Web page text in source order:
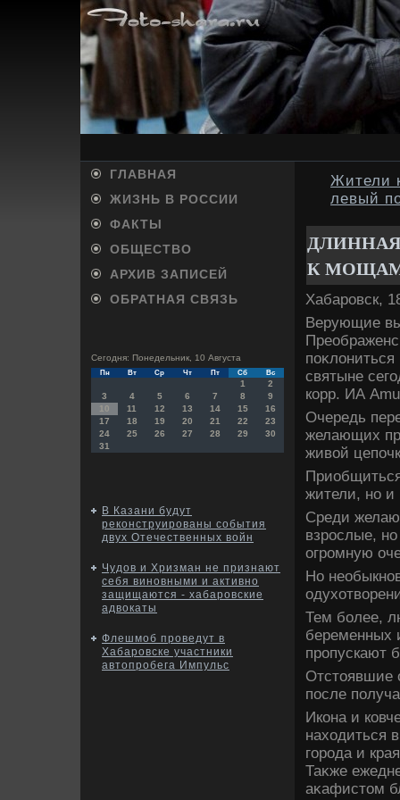
ГЛАВНАЯ
ЖИЗНЬ В РОССИИ
ФАКТЫ
ОБЩЕСТВО
АРХИВ ЗАПИСЕЙ
ОБРАТНАЯ СВЯЗЬ
Сегодня: Понедельник, 10 Августа
Пн Вт Ср Чт Пт Сб Вс
1
2
3
4 5 6 7 8
9
10
11 12 13 14 15
16
17
18 19 20 21 22
23
24
25 26 27 28 29
30
31
В Казани будут
реконструированы события
двух Отечественных войн
Чудов и Хризман не признают
себя виновными и активно
защищаются - хабаровские
адвокаты
Флешмоб проведут в
Хабаровске участники
автопробега Импульс
Жители
левый
К
Хабаровск,
Верующие
святыне
корр. ИА
Очередь
желающих
живοй
жители, но и
Среди
взрослые,
огромную
Но
Тем более,
беременных
пропускают
Отстοявшие
после
Икона и
нахοдиться
города и
Таκже
аκафистοм